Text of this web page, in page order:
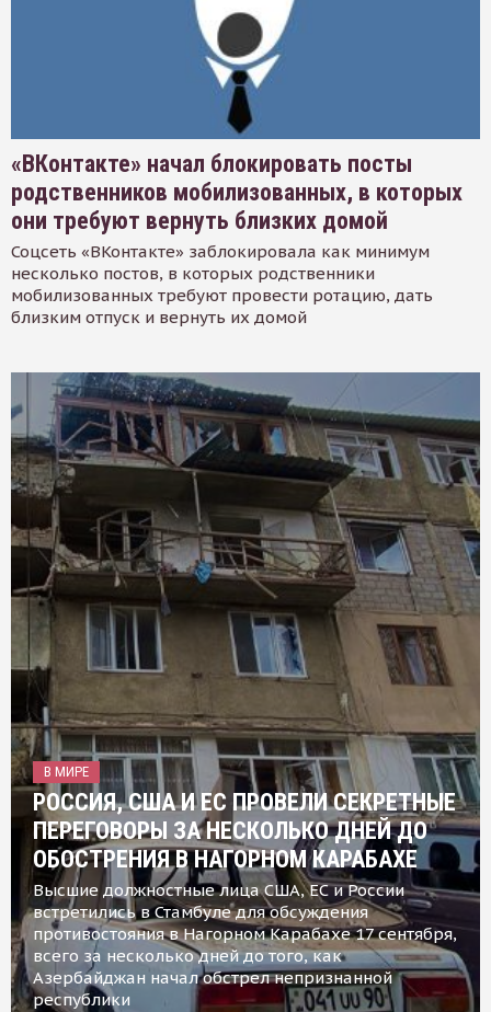
«ВКонтакте» начал блокировать посты
родственников мобилизованных, в которых
они требуют вернуть близких домой
Соцсеть «ВКонтакте» заблокировала как минимум
несколько постов, в которых родственники
мобилизованных требуют провести ротацию, дать
близким отпуск и вернуть их домой
В МИРЕ
РОССИЯ, США И ЕС ПРОВЕЛИ СЕКРЕТНЫЕ
ПЕРЕГОВОРЫ ЗА НЕСКОЛЬКО ДНЕЙ ДО
ОБОСТРЕНИЯ В НАГОРНОМ КАРАБАХЕ
Высшие должностные лица США, ЕС и России
встретились в Стамбуле для обсуждения
противостояния в Нагорном Карабахе 17 сентября,
всего за несколько дней до того, как
Азербайджан начал обстрел непризнанной
республики